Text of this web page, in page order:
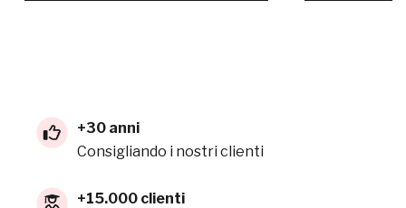
+30 anni
Consigliando i nostri clienti
+15.000 clienti